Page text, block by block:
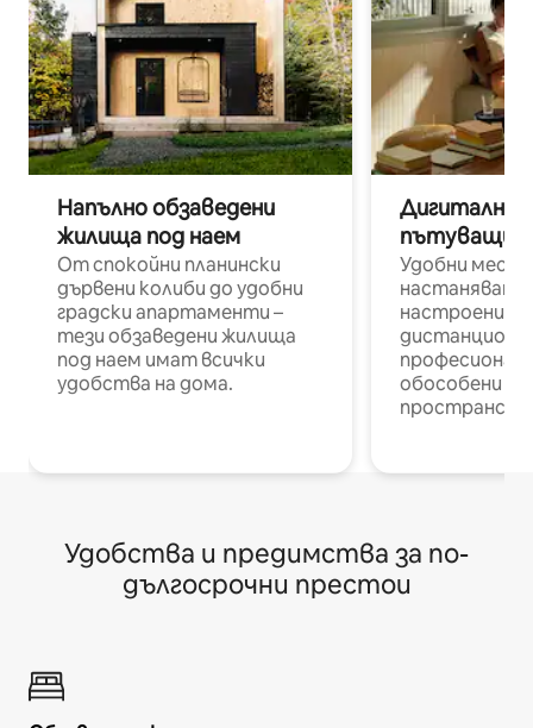
Напълно обзаведени
жилища под наем
От спокойни планински
дървени колиби до удобни
градски апартаменти –
тези обзаведени жилища
под наем имат всички
удобства на дома.
Дигитални
пътуващи
Удобни
настаняване
настроени и
обособени
Удобства и предимства за по-
дългосрочни престои